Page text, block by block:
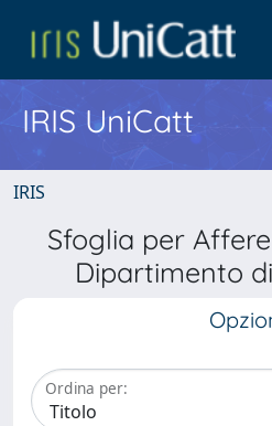
IRIS UniCatt
IRIS
Sfoglia per
Dipartimento
Ordina per: